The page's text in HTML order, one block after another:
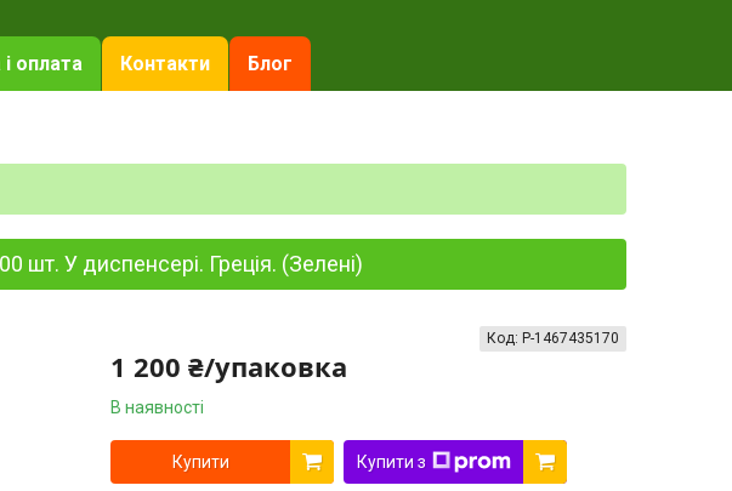
оплата Контакти Блог
шт. У диспенсері. Греція. (Зелені)
1 200 ₴/упаковка
В наявності
Код: P-1467435170
Купити Купити з